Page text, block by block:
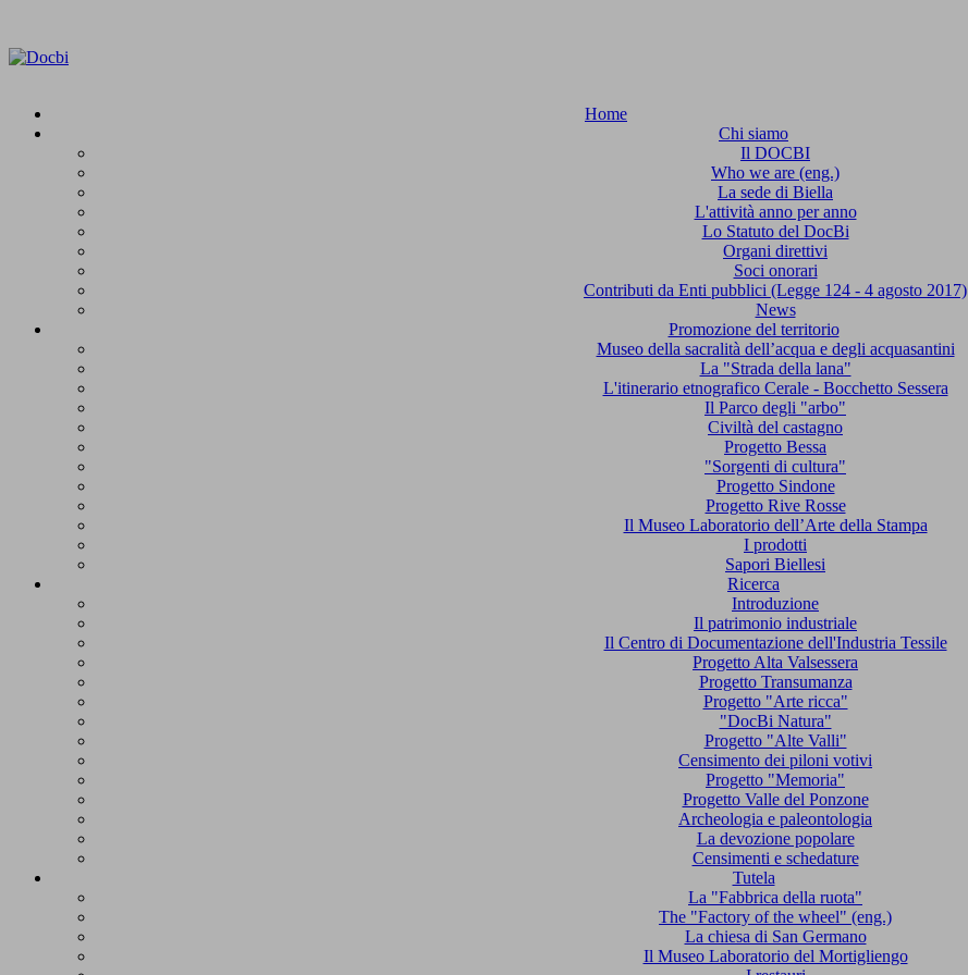
Home
Chi siamo
Il DOCBI
Who we are (eng.)
La sede di Biella
L'attività anno per anno
Lo Statuto del DocBi
Organi direttivi
Soci onorari
Contributi da Enti pubblici (Legge 124 - 4 agosto 2017)
News
Promozione del territorio
Museo della sacralità dell’acqua e degli acquasantini
La "Strada della lana"
L'itinerario etnografico Cerale - Bocchetto Sessera
Il Parco degli "arbo"
Civiltà del castagno
Progetto Bessa
"Sorgenti di cultura"
Progetto Sindone
Progetto Rive Rosse
Il Museo Laboratorio dell’Arte della Stampa
I prodotti
Sapori Biellesi
Ricerca
Introduzione
Il patrimonio industriale
Il Centro di Documentazione dell'Industria Tessile
Progetto Alta Valsessera
Progetto Transumanza
Progetto "Arte ricca"
"DocBi Natura"
Progetto "Alte Valli"
Censimento dei piloni votivi
Progetto "Memoria"
Progetto Valle del Ponzone
Archeologia e paleontologia
La devozione popolare
Censimenti e schedature
Tutela
La "Fabbrica della ruota"
The "Factory of the wheel" (eng.)
La chiesa di San Germano
Il Museo Laboratorio del Mortigliengo